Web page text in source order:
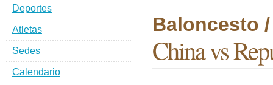
Baloncesto
China vs
Deportes
Atletas
Sedes
Calendario